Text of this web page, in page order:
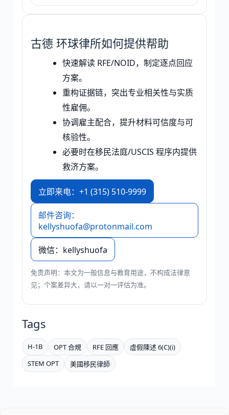
古德 环球律所如何提供帮助
快速解读 RFE/NOID，制定逐点回应
方案。
重构证据链，突出专业相关性与实质
性雇佣。
协调雇主配合，提升材料可信度与可
核验性。
必要时在移民法庭/USCIS 程序内提供
救济方案。
立即来电：+1 (315) 510-9999
邮件咨询：
kellyshuofa@protonmail.com
微信：kellyshuofa
免责声明：本文为一般信息与教育用途，不构成法律意
见；个案差异大，请以一对一评估为准。
Tags
H-1B OPT 合規 RFE 回應
虛假陳述 6(C)(i)
STEM OPT
美國移民律師